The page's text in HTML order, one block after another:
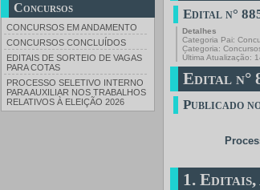
Concursos
CONCURSOS EM ANDAMENTO
CONCURSOS CONCLUÍDOS
EDITAIS DE SORTEIO DE VAGAS
PARA COTAS
PROCESSO SELETIVO INTERNO
PARA AUXILIAR NOS TRABALHOS
RELATIVOS À ELEIÇÃO 2026
Edital n°
Detalhes
Categoria Pai:
Categoria:
Última Atualização:
Edital n°
Publicado
1.